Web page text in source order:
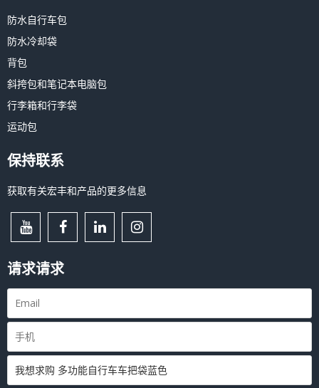
防水自行车包
防水冷却袋
背包
斜挎包和笔记本电脑包
行李箱和行李袋
运动包
保持联系
获取有关宏丰和产品的更多信息
请求请求